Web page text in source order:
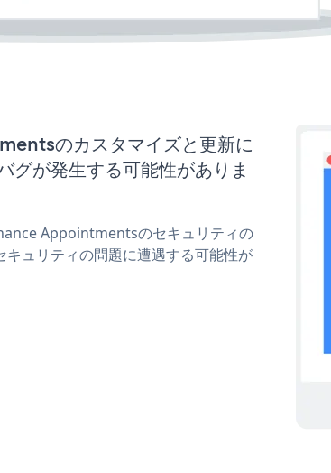
のカスタマイズと更新に
グが発生する可能性がありま
Appointmentsのセキュリティの
ュリティの問題に遭遇する可能性が